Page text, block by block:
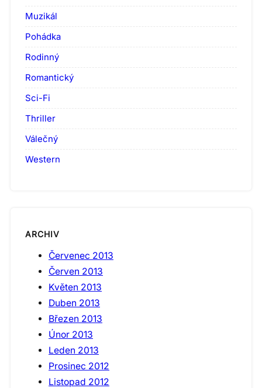
Muzikál
Pohádka
Rodinný
Romantický
Sci-Fi
Thriller
Válečný
Western
ARCHIV
Červenec 2013
Červen 2013
Květen 2013
Duben 2013
Březen 2013
Únor 2013
Leden 2013
Prosinec 2012
Listopad 2012